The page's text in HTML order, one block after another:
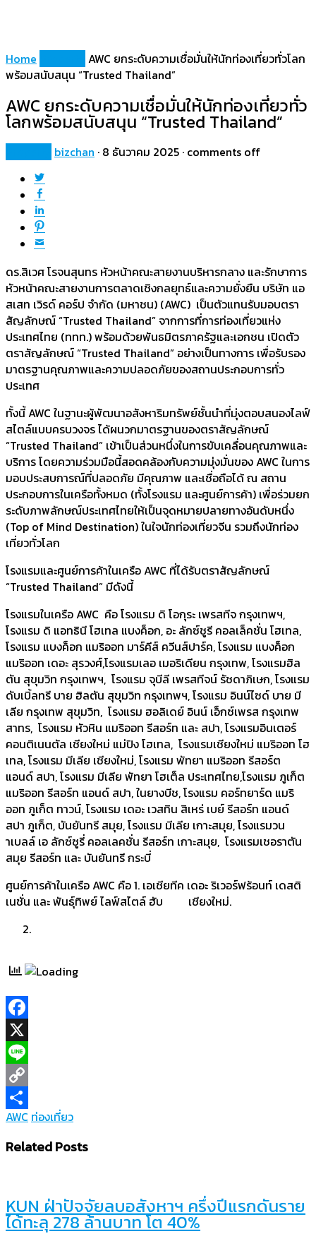
Home
AWC ยกระดับความเชื่อมั่นให้นักท่องเที่ยวทั่วโลก
พร้อมสนับสนุน “Trusted Thailand”
AWC ยกระดับความเชื่อมั่นให้นักท่องเที่ยวทั่ว
โลกพร้อมสนับสนุน “Trusted Thailand”
bizchan · 8 ธันวาคม 2025 · comments off
ดร.สิเวศ โรจนสุนทร หัวหน้าคณะสายงานบริหารกลาง และรักษาการ
หัวหน้าคณะสายงานการตลาดเชิงกลยุทธ์และความยั่งยืน บริษัท แอ
สเสท เวิรด์ คอร์ป จำกัด (มหาชน) (AWC) เป็นตัวแทนรับมอบตรา
สัญลักษณ์ “Trusted Thailand” จากการที่การท่องเที่ยวแห่ง
ประเทศไทย (ททท.) พร้อมด้วยพันธมิตรภาครัฐและเอกชน เปิดตัว
ตราสัญลักษณ์ “Trusted Thailand” อย่างเป็นทางการ เพื่อรับรอง
มาตรฐานคุณภาพและความปลอดภัยของสถานประกอบการทั่ว
ประเทศ
ทั้งนี้ AWC ในฐานะผู้พัฒนาอสังหาริมทรัพย์ชั้นนำที่มุ่งตอบสนองไลฟ์
สไตล์แบบครบวงจร ได้ผนวกมาตรฐานของตราสัญลักษณ์
“Trusted Thailand” เข้าเป็นส่วนหนึ่งในการขับเคลื่อนคุณภาพและ
บริการ โดยความร่วมมือนี้สอดคล้องกับความมุ่งมั่นของ AWC ในการ
มอบประสบการณ์ที่ปลอดภัย มีคุณภาพ และเชื่อถือได้ ณ สถาน
ประกอบการในเครือทั้งหมด (ทั้งโรงแรม และศูนย์การค้า) เพื่อร่วมยก
ระดับภาพลักษณ์ประเทศไทยให้เป็นจุดหมายปลายทางอันดับหนึ่ง
(Top of Mind Destination) ในใจนักท่องเที่ยวจีน รวมถึงนักท่อง
เที่ยวทั่วโลก
โรงแรมและศูนย์การค้าในเครือ AWC ที่ได้รับตราสัญลักษณ์
“Trusted Thailand” มีดังนี้
โรงแรมในเครือ AWC คือ โรงแรม ดิ โอกุระ เพรสทีจ กรุงเทพฯ,
โรงแรม ดิ แอทธินี โฮเทล แบงค็อก, อะ ลักซ์ชูรี คอลเล็คชั่น โฮเทล,
โรงแรม แบงค็อก แมริออท มาร์คีส์ ควีนส์ปาร์ค, โรงแรม แบงค็อก
แมริออท เดอะ สุรวงศ์,โรงแรมเลอ เมอริเดียน กรุงเทพ, โรงแรมฮิล
ตัน สุขุมวิท กรุงเทพฯ, โรงแรม จุบีลี เพรสทีจน์ รัชดาภิเษก, โรงแรม
ดับเบิ้ลทรี บาย ฮิลตัน สุขุมวิท กรุงเทพฯ, โรงแรม อินน์ไซด์ บาย มี
เลีย กรุงเทพ สุขุมวิท, โรงแรม ฮอลิเดย์ อินน์ เอ็กซ์เพรส กรุงเทพ
สาทร, โรงแรม หัวหิน แมริออท รีสอร์ท และ สปา, โรงแรมอินเตอร์
คอนติเนนตัล เชียงใหม่ แม่ปิง โฮเทล, โรงแรมเชียงใหม่ แมริออท โฮ
เทล, โรงแรม มีเลีย เชียงใหม่, โรงแรม พัทยา แมริออท รีสอร์ต
แอนด์ สปา, โรงแรม มีเลีย พัทยา โฮเต็ล ประเทศไทย,โรงแรม ภูเก็ต
แมริออท รีสอร์ท แอนด์ สปา, ในยางบีช, โรงแรม คอร์ทยาร์ด แมริ
ออท ภูเก็ต ทาวน์, โรงแรม เดอะ เวสทิน สิเหร่ เบย์ รีสอร์ท แอนด์
สปา ภูเก็ต, บันยันทรี สมุย, โรงแรม มีเลีย เกาะสมุย, โรงแรมวน
าเบลล์ เอ ลักซ์ซูรี่ คอลเลคชั่น รีสอร์ท เกาะสมุย, โรงแรมเชอราตัน
สมุย รีสอร์ท และ บันยันทรี กระบี่
ศูนย์การค้าในเครือ AWC คือ 1. เอเชียทีค เดอะ ริเวอร์ฟร้อนท์ เดสติ
เนชั่น และ พันธุ์ทิพย์ ไลฟ์สไตล์ ฮับ เชียงใหม่.
Facebook
X
Line
Copy
Link
Share
AWC ท่องเที่ยว
Related Posts
KUN ฝ่าปัจจัยลบอสังหาฯ ครึ่งปีแรกดันราย
ได้ทะลุ 278 ล้านบาท โต 40%